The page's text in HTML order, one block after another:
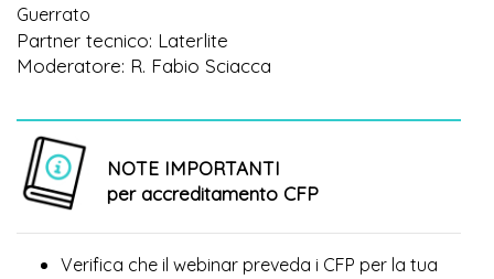
Guerrato
Partner tecnico: Laterlite
Moderatore: R. Fabio Sciacca
NOTE IMPORTANTI
per accreditamento CFP
Verifica che il webinar preveda i CFP per la tua